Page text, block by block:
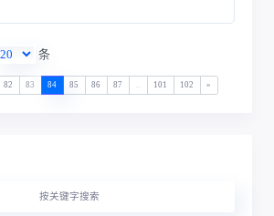
条
82 83 84 85 86 87 101 102 »